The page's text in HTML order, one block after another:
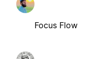
Focus Flow